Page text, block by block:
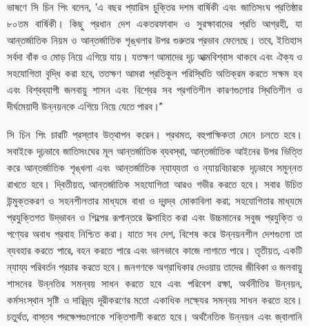
ভাষণে সি চিন পিং বলেন, ‘এ বছর প্যারিস চুক্তির দশম বার্ষিকী এবং জাতিসংঘ প্রতিষ্ঠার
৮০তম বার্ষিকী। কিছু প্রধান দেশ একতরফাবাদ ও সুরক্ষাবাদের প্রতি আগ্রহী, যা
আন্তর্জাতিক নিয়ম ও আন্তর্জাতিক শৃঙ্খলার উপর গুরুতর প্রভাব ফেলেছে। তবে, ইতিহাস
সর্বদা বাঁক ও মোড় নিয়ে এগিয়ে যায়। যতক্ষণ আমাদের দৃঢ় আত্মবিশ্বাস থাকবে এবং ঐক্য ও
সহযোগিতা বৃদ্ধি করা হবে, ততক্ষণ আমরা প্রতিকূল পরিস্থিতি অতিক্রম করতে সক্ষম হব
এবং বিশ্বব্যাপী জলবায়ু শাসন এবং বিশ্বের সব প্রগতিশীল কারণগুলোর স্থিতিশীল ও
দীর্ঘমেয়াদী উন্নয়নকে এগিয়ে নিয়ে যেতে পারব।”
সি চিন পিং চারটি প্রস্তাব উত্থাপন করেন। প্রথমত, বহুপাক্ষিকতা মেনে চলতে হবে।
সবাইকে দৃঢ়ভাবে জাতিসংঘের মূল আন্তর্জাতিক ব্যবস্থা, আন্তর্জাতিক আইনের উপর ভিত্তি
করে আন্তর্জাতিক শৃঙ্খলা এবং আন্তর্জাতিক ন্যায্যতা ও ন্যায়বিচারকে দৃঢ়ভাবে সমুন্নত
রাখতে হবে। দ্বিতীয়ত, আন্তর্জাতিক সহযোগিতা আরও গভীর করতে হবে। সবার উচিত
উন্মুক্তকরণ ও সহনশীলতার মাধ্যমে বাধা ও দ্বন্দ্ব মোকাবিলা করা; সহযোগিতার মাধ্যমে
প্রযুক্তিগত উদ্ভাবন ও শিল্পের রূপান্তরে উত্সাহিত করা এবং উচ্চমানের সবুজ প্রযুক্তি ও
পণ্যের অবাধ প্রবাহ নিশ্চিত করা। যাতে সব দেশ, বিশেষ করে উন্নয়নশীল দেশগুলো তা
ব্যবহার করতে পারে, বহন করতে পারে এবং ভালভাবে কাজে লাগাতে পারে। তৃতীয়ত, একটি
ন্যায্য পরিবর্তন প্রচার করতে হবে। জনগণকে অগ্রাধিকার দেওয়ায় তাদের জীবিকা ও জলবায়ু
শাসনের উন্নতির সমন্বয় সাধন করতে হবে এবং পরিবেশ রক্ষা, অর্থনীতির উন্নয়ন,
কর্মসংস্থান সৃষ্টি ও দারিদ্র্য দূরীকরণের মতো একাধিক লক্ষ্যের সমন্বয় সাধন করতে হবে।
চতুর্থত, বাস্তব পদক্ষেপগুলোকে শক্তিশালী করতে হবে। অর্থনৈতিক উন্নয়ন এবং জ্বালানি